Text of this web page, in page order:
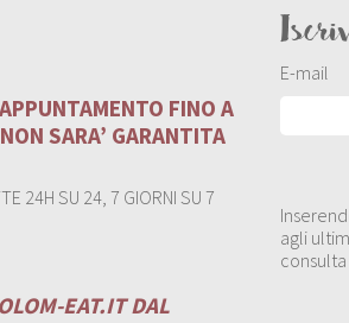
FINO A
SARA’ GARANTITA
24H SU 24, 7 GIORNI SU 7
EAT.ITDAL
E-mail
agli